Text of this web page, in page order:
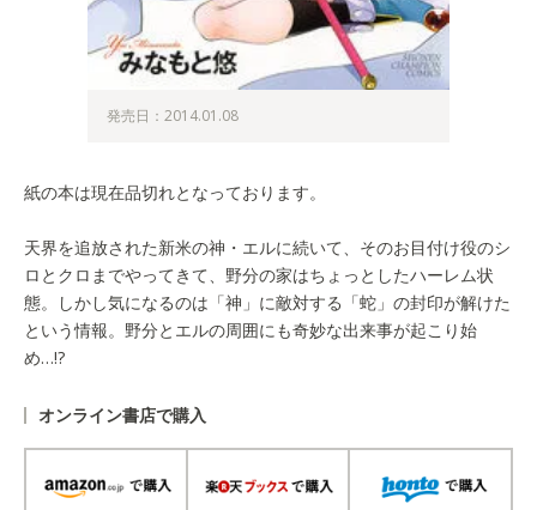
発売日：2014.01.08
紙の本は現在品切れとなっております。
天界を追放された新米の神・エルに続いて、そのお目付け役のシ
ロとクロまでやってきて、野分の家はちょっとしたハーレム状
態。しかし気になるのは「神」に敵対する「蛇」の封印が解けた
という情報。野分とエルの周囲にも奇妙な出来事が起こり始
め…!?
オンライン書店で購入